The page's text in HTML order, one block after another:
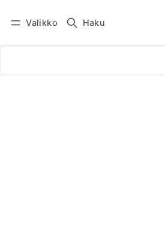
Valikko Haku